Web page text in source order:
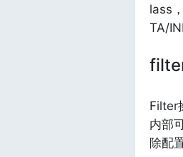
lass
TA/
Filter
内部
除配